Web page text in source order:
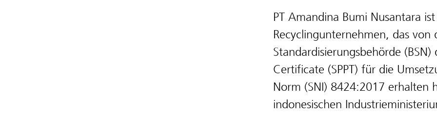
PT Amandina Bumi Nusantara ist
Recyclingunternehmen, das von
Standardisierungsbehörde
Certificate (SPPT) für die
Norm (SNI) 8424:2017 erhalten
indonesischen